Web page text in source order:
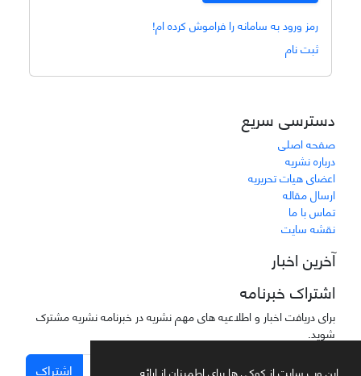
این وب سایت از کوکی ها برای اطمینان از ارائه
رمز ورود به سامانه را فراموش کرده ام!
ثبت نام
دسترسی سریع
صفحه اصلی
درباره نشریه
اعضای هیات تحریریه
ارسال مقاله
تماس با ما
نقشه سایت
آخرین اخبار
اشتراک خبرنامه
برای دریافت اخبار و اطلاعیه های مهم نشریه در خبرنامه نشریه مشترک
شوید.
اشتراک